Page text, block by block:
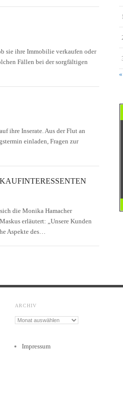
sie ihre Immobilie verkaufen oder
Fällen bei der sorgfältigen
ihre Inserate. Aus der Flut an
einladen, Fragen zur
die Monika Hamacher
erläutert: „Unsere Kunden
Aspekte des…
ARCHIV
Archiv
Impressum